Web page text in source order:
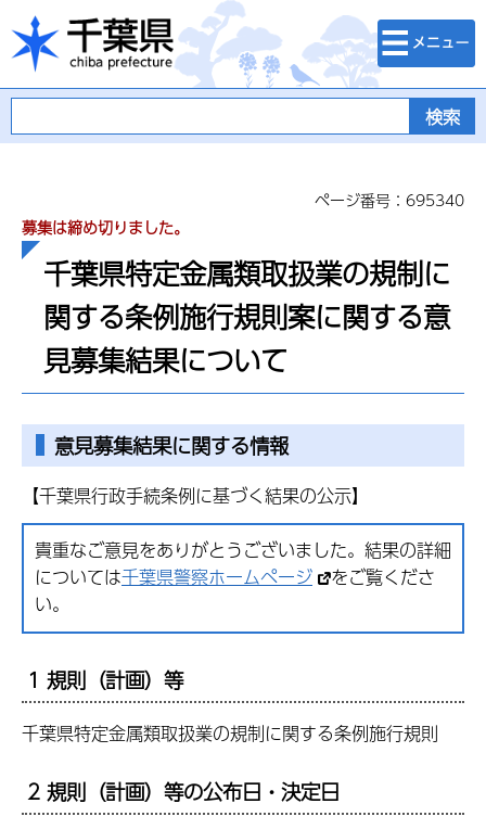
千葉県
検索・メニュ
ー
ページ番号：695340
募集は締め切りました。
千葉県特定金属類取扱業の規制に
関する条例施行規則案に関する意
見募集結果について
意見募集結果に関する情報
【千葉県行政手続条例に基づく結果の公示】
貴重なご意見をありがとうございました。結果の詳細
については千葉県警察ホームページ
をご覧くださ
い。
1 規則（計画）等
千葉県特定金属類取扱業の規制に関する条例施行規則
2 規則（計画）等の公布日・決定日